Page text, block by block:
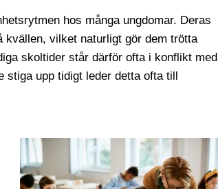
hos många ungdomar. Deras
kvällen, vilket naturligt gör dem trötta
skoltider står därför ofta i konflikt med
stiga upp tidigt leder detta ofta till